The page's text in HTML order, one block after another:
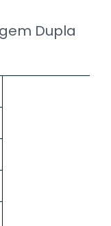
Dupla